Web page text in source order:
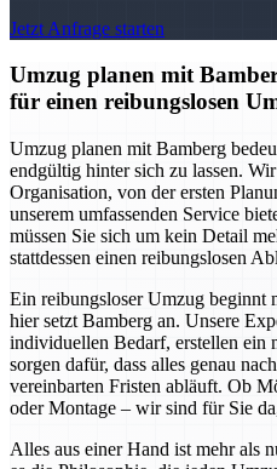
Jetzt Anfrage starten
Umzug planen mit
für einen reibungslosen
Umzug planen mit Bamberg
endgültig hinter sich zu lassen.
Organisation, von der ersten
unserem umfassenden Service
müssen Sie sich um kein Detail
stattdessen einen reibungslosen
Ein reibungsloser Umzug beginnt
hier setzt Bamberg an. Unsere
individuellen Bedarf, erstellen ein
sorgen dafür, dass alles genau
vereinbarten Fristen abläuft. Ob
oder Montage – wir sind für Sie
Alles aus einer Hand ist mehr als